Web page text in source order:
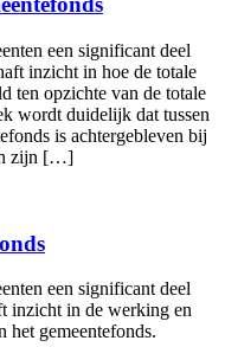
een significant deel
inzicht in hoe de totale
ten opzichte van de totale
wordt duidelijk dat tussen
is achtergebleven bij
zijn […]
een significant deel
inzicht in de werking en
het gemeentefonds.